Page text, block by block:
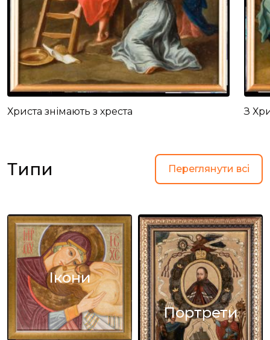
Христа знімають з хреста З
Типи Переглянути всі
Ікони
Портрети